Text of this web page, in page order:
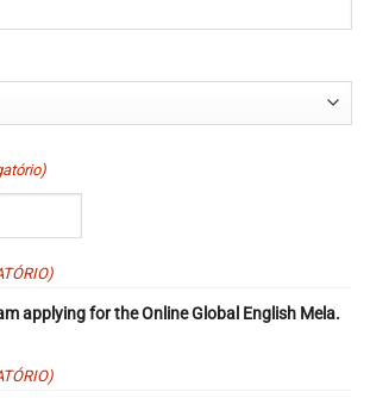
applying for the Online Global English Mela.